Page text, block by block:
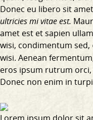
Donec eu libero sit
ultricies mi vitae est.
amet est et sapien
wisi, condimentum sed,
wisi. Aenean
eros ipsum rutrum
Donec non enim in